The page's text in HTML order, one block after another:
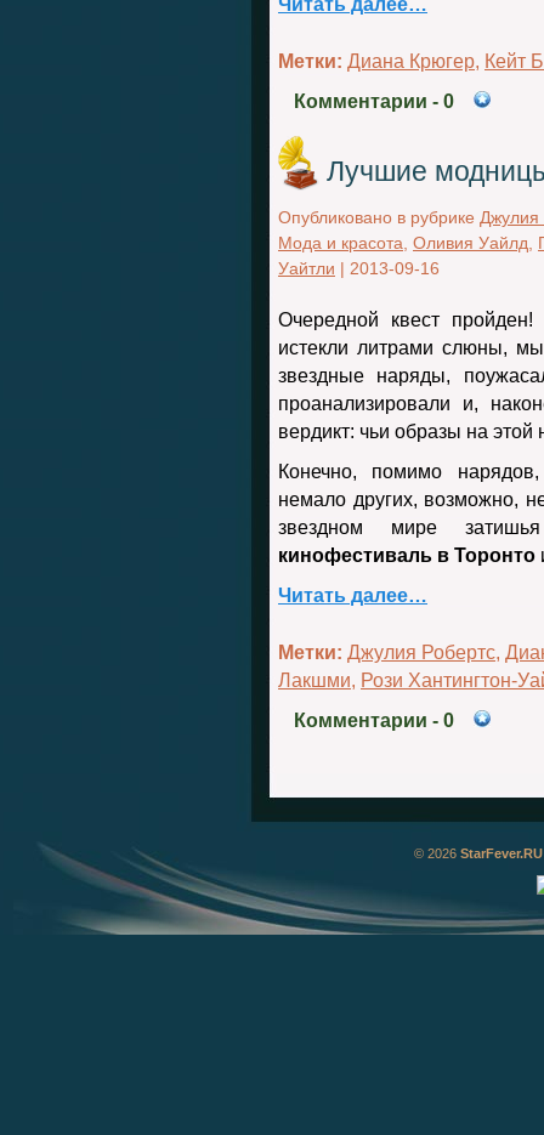
Читать далее…
Метки: Диана Крюгер, Кейт
Комментарии - 0
Лучшие
Опубликовано в рубрике Джулия
Мода и красота Оливия Уайлд
Уайтли | 2013-09-16
Очередной квест
истекли литрами слюны,
звездные наряды,
проанализировали и,
вердикт: чьи образы на
Конечно, помимо
немало других, возможно,
звездном мире
кинофестиваль в Торонто
Читать далее…
Метки: Джулия Робертс,
Лакшми, Рози Хантингтон-
Комментарии - 0
© 2026 StarFever.RU